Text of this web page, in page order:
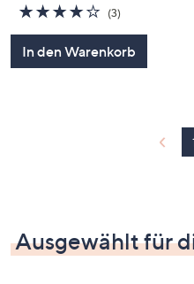
4.0
von
(3)3
In den Warenkorb
Ausgewählt für